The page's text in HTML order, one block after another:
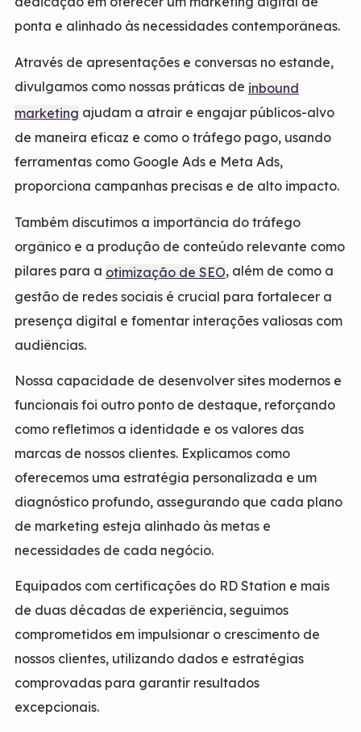
ponta e alinhado às necessidades contemporâneas.
Através de apresentações e conversas no estande,
divulgamos como nossas práticas de inbound
marketing ajudam a atrair e engajar públicos-alvo
de maneira eficaz e como o tráfego pago, usando
ferramentas como Google Ads e Meta Ads,
proporciona campanhas precisas e de alto impacto.
Também discutimos a importância do tráfego
orgânico e a produção de conteúdo relevante como
pilares para a otimização de SEO, além de como a
gestão de redes sociais é crucial para fortalecer a
presença digital e fomentar interações valiosas com
audiências.
Nossa capacidade de desenvolver sites modernos e
funcionais foi outro ponto de destaque, reforçando
como refletimos a identidade e os valores das
marcas de nossos clientes. Explicamos como
oferecemos uma estratégia personalizada e um
diagnóstico profundo, assegurando que cada plano
de marketing esteja alinhado às metas e
necessidades de cada negócio.
Equipados com certificações do RD Station e mais
de duas décadas de experiência, seguimos
comprometidos em impulsionar o crescimento de
nossos clientes, utilizando dados e estratégias
comprovadas para garantir resultados
excepcionais.